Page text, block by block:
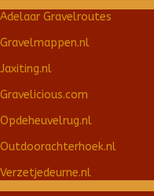
Adelaar Gravelroutes
Gravelmappen.nl
Jaxiting.nl
Gravelicious.com
Opdeheuvelrug.nl
Outdoorachterhoek.nl
Verzetjedeurne.nl